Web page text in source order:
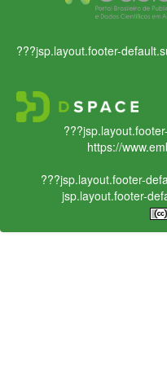
???jsp.layout.footer-
https://
???jsp.layout.footer-
jsp.layout.footer-